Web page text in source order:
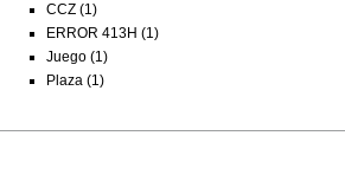
CCZ (1)
ERROR 413H (1)
Juego (1)
Plaza (1)